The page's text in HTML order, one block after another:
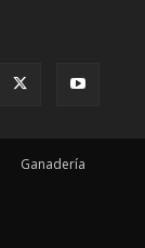
Ganadería